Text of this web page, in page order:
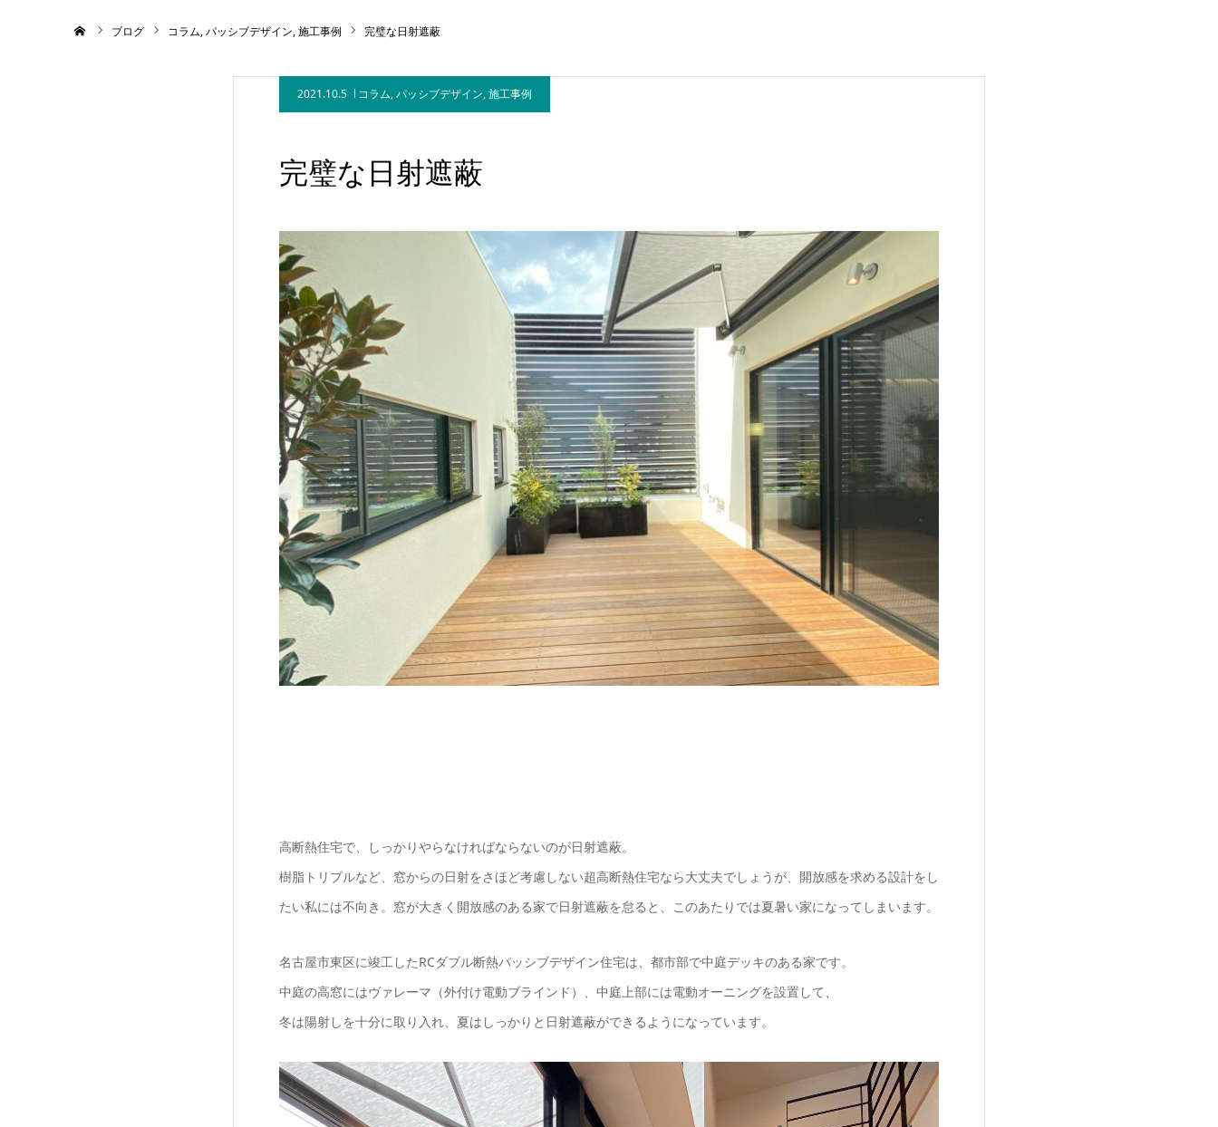
ブログ コラム パッシブデザイン 施工事例 完璧な日射遮蔽
2021.10.5 コラム,パッシブデザイン,施工事例
完璧な日射遮蔽
高断熱住宅で、しっかりやらなければならないのが日射遮蔽。
樹脂トリプルなど、窓からの日射をさほど考慮しない超高断熱住宅なら大丈夫でしょうが、開放感を求める設計をし
たい私には不向き。窓が大きく開放感のある家で日射遮蔽を怠ると、このあたりでは夏暑い家になってしまいます。
名古屋市東区に竣工したRCダブル断熱パッシブデザイン住宅は、都市部で中庭デッキのある家です。
中庭の高窓にはヴァレーマ（外付け電動ブラインド）、中庭上部には電動オーニングを設置して、
冬は陽射しを十分に取り入れ、夏はしっかりと日射遮蔽ができるようになっています。